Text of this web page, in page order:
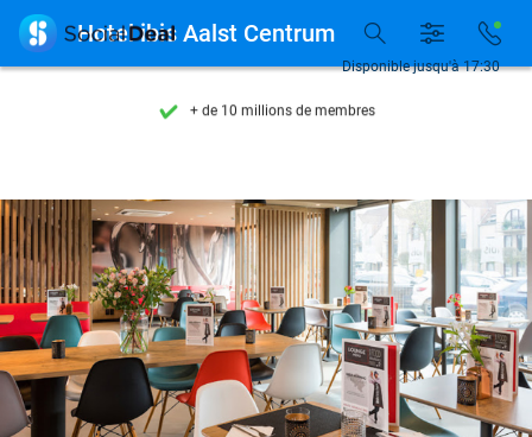
Disponible 7 jours par semaine
+ de 10 millions de membres
Disponible 7 jours par semaine
+ de 10 millions de membres
Disponible jusqu'à 17:30
 Hotel ibis Aalst Centrum